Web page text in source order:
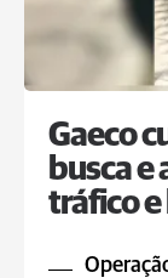
Gaeco
busca e
tráfico e